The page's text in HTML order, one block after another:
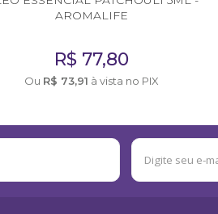
AROMALIFE
R$ 77,80
Ou R$ 73,91 à vista no PIX